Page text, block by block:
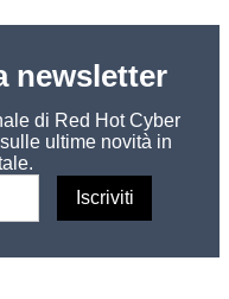
newsletter
di Red Hot Cyber
ultime novità in